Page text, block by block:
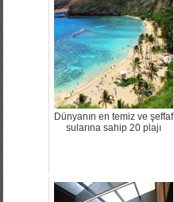
Dünyanın en temiz ve şeffaf
sularına sahip 20 plajı